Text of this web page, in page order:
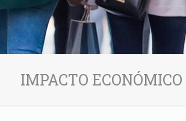
IMPACTO ECONÓMICO